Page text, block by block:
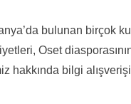
bulunan birçok
Oset
hakkında bilgi